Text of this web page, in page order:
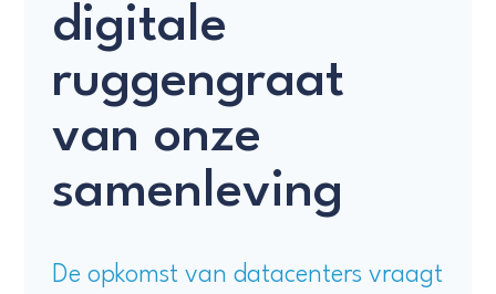
digitale
ruggengraat
van onze
samenleving
De opkomst van datacenters vraagt